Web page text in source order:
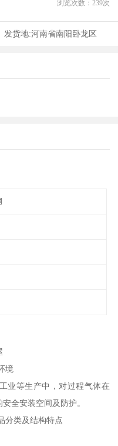
浏览次数： 239次
发货地:河南省南阳卧龙区
境
业等生产中，对过程气体在
全安装空间及防护。
分类及结构特点